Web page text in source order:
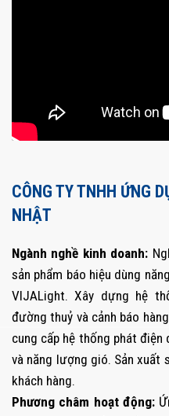
CÔNG TY TNHH ỨNG
NHẬT
Ngành nghề kinh doanh:
sản phẩm báo hiệu dùng
VIJALight. Xây dựng hệ
đường thuỷ và cảnh báo
cung cấp hệ thống phát
và năng lượng gió. Sản xuất
khách hàng.
Phương châm hoạt động: